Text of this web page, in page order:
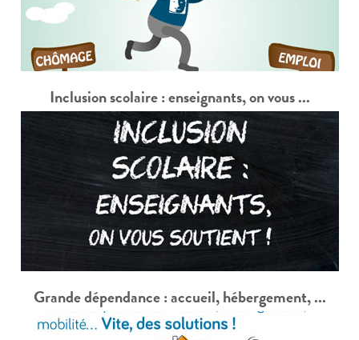
Inclusion scolaire : enseignants, on vous ...
Grande dépendance : accueil, hébergement, ...